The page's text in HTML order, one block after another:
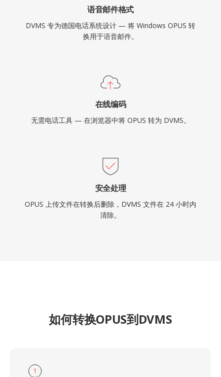
语音邮件格式
DVMS 专为德国电话系统设计 — 将 Windows OPUS 转
换用于语音邮件。
在线编码
无需电话工具 — 在浏览器中将 OPUS 转为 DVMS。
安全处理
OPUS 上传文件在转换后删除，DVMS 文件在 24 小时内
清除。
如何转换OPUS到DVMS
1